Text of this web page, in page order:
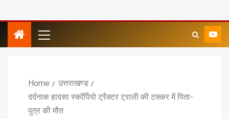
Home
उत्तराखण्ड
दर्दनाक हादसा स्कॉर्पियो ट्रैक्टर ट्राली की टक्कर में पिता-
पुत्र की मौत